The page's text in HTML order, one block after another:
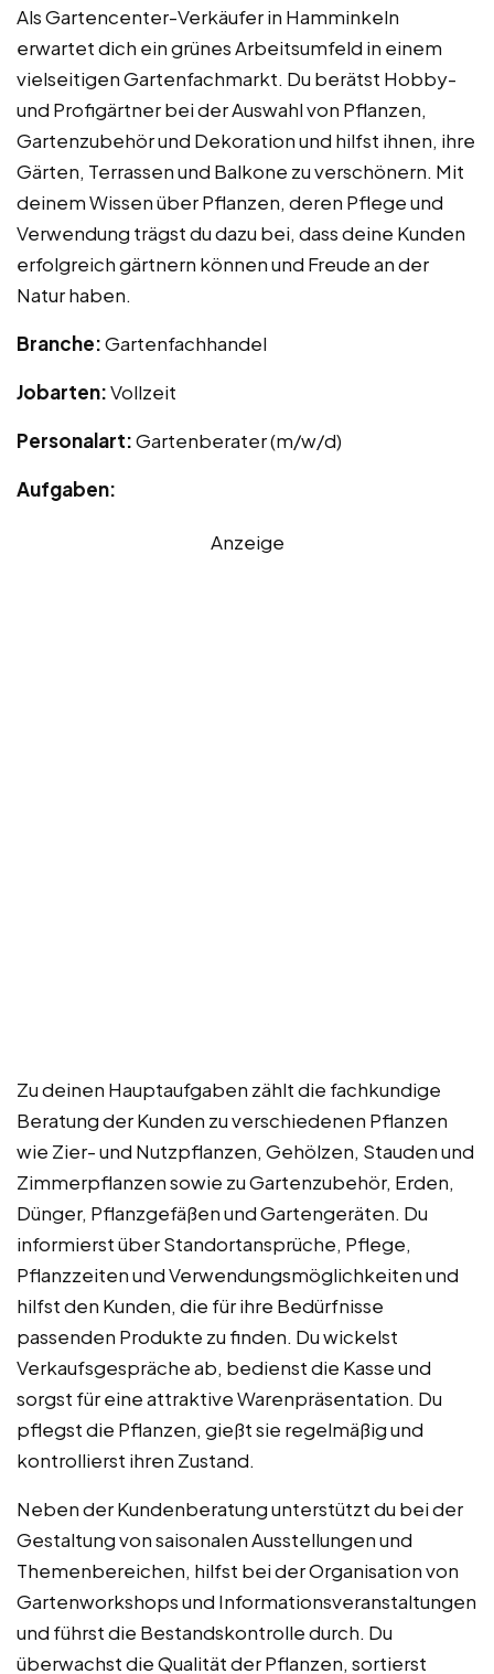
Als Gartencenter-Verkäufer in Hamminkeln
erwartet dich ein grünes Arbeitsumfeld in einem
vielseitigen Gartenfachmarkt. Du berätst Hobby-
und Profigärtner bei der Auswahl von Pflanzen,
Gartenzubehör und Dekoration und hilfst ihnen, ihre
Gärten, Terrassen und Balkone zu verschönern. Mit
deinem Wissen über Pflanzen, deren Pflege und
Verwendung trägst du dazu bei, dass deine Kunden
erfolgreich gärtnern können und Freude an der
Natur haben.
Branche:Gartenfachhandel
Jobarten:Vollzeit
Personalart:Gartenberater (m/w/d)
Aufgaben:
Anzeige
Zu deinen Hauptaufgaben zählt die fachkundige
Beratung der Kunden zu verschiedenen Pflanzen
wie Zier- und Nutzpflanzen, Gehölzen, Stauden und
Zimmerpflanzen sowie zu Gartenzubehör, Erden,
Dünger, Pflanzgefäßen und Gartengeräten. Du
informierst über Standortansprüche, Pflege,
Pflanzzeiten und Verwendungsmöglichkeiten und
hilfst den Kunden, die für ihre Bedürfnisse
passenden Produkte zu finden. Du wickelst
Verkaufsgespräche ab, bedienst die Kasse und
sorgst für eine attraktive Warenpräsentation. Du
pflegst die Pflanzen, gießt sie regelmäßig und
kontrollierst ihren Zustand.
Neben der Kundenberatung unterstützt du bei der
Gestaltung von saisonalen Ausstellungen und
Themenbereichen, hilfst bei der Organisation von
Gartenworkshops und Informationsveranstaltungen
und führst die Bestandskontrolle durch. Du
überwachst die Qualität der Pflanzen, sortierst